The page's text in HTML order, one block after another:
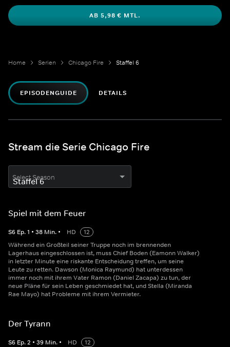
Teil traumatischen Erlebnissen umzugehen.
AB 5,98 € MTL.
Home Serien Chicago Fire Staffel 6
EPISODENGUIDE DETAILS
Stream die Serie Chicago Fire
Select Season
Spiel mit dem Feuer
S6 Ep.1 • 38 Min. • HD
12
Während ein Großteil seiner Truppe noch im brennenden
Lagerhaus eingeschlossen ist, muss Chief Boden (Eamonn Walker)
in letzter Minute eine riskante Entscheidung treffen, um seine
Leute zu retten. Dawson (Monica Raymund) hat unterdessen
immer noch mit ihrem Vater Ramon (Daniel Zacapa) zu tun, der
neue Pläne für sein Leben geschmiedet hat, und Stella (Miranda
Rae Mayo) hat Probleme mit ihrem Vermieter.
Der Tyrann
S6 Ep.2 • 39 Min. • HD
12